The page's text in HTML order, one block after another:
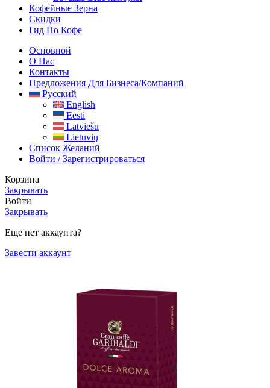
Кофейные Зерна
Скидки
Гид По Кофе
Основной
О Нас
Контакты
Предложения Для Бизнеса/компаний
Русский
English
Eesti
Latviešu
Lietuvių
Список Желаний
Войти / Зарегистрироваться
Корзина
Закрывать
Войти
Закрывать
Еще нет аккаунта?
Завести аккаунт